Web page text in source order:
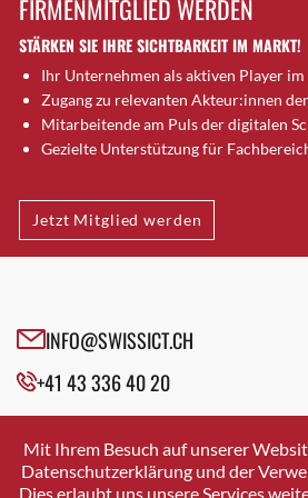
Brugg AG
Brütten
Bubendorf
Bubikon
Buchs (SG)
Bäretswil
Bülach
Cazis
Crissier
Davos Platz
Dierikon
Dietikon
FIRMENMITGLIED WERDEN
STÄRKEN SIE IHRE SICHTBARKEIT IM MARKT!
Ihr Unternehmen als aktiven Player im
Zugang zu relevanten Akteur:innen
Mitarbeitende am Puls der digitalen
Gezielte Unterstützung für
Jetzt Mitglied werden
INFO@SWISSICT.CH
+41 43 336 40 20
SWISSICT
VULKANSTRASSE 120
8048 ZURICH
Mit Ihrem Besuch auf unserer
Datenschutzerklärung und der
Dies erlaubt uns unsere Services